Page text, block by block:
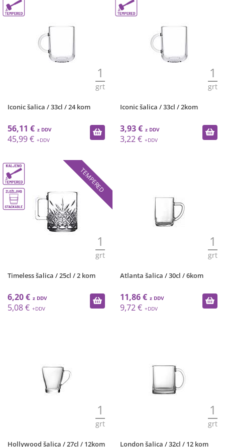
1
grt
Iconic šalica / 33cl / 24 kom
56,11 €
45,99 €
1
grt
Iconic šalica / 33cl / 2kom
3,93 €
3,22 €
1
grt
TEMPERED
Timeless šalica / 25cl / 2 kom
6,20 €
5,08 €
1
grt
Atlanta šalica / 30cl / 6kom
11,86 €
9,72 €
1
grt
Hollywood šalica / 27cl / 12kom
1
grt
London šalica / 32cl / 12 kom